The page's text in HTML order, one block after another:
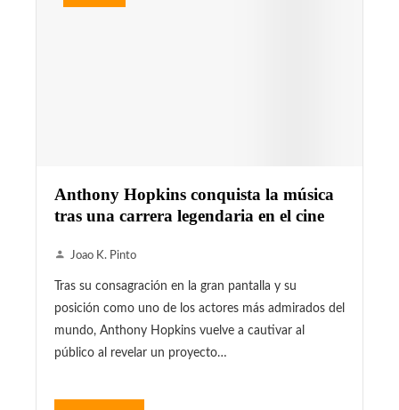
Anthony Hopkins conquista la música
tras una carrera legendaria en el cine
Joao K. Pinto
Tras su consagración en la gran pantalla y su
posición como uno de los actores más admirados del
mundo, Anthony Hopkins vuelve a cautivar al
público al revelar un proyecto…